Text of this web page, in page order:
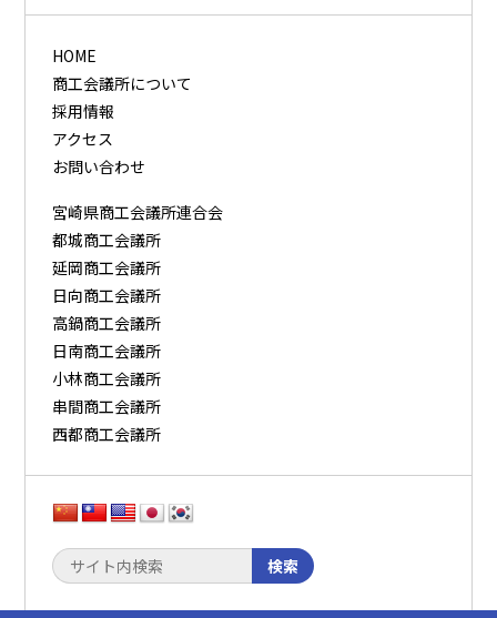
HOME
商工会議所について
採用情報
アクセス
お問い合わせ
宮崎県商工会議所連合会
都城商工会議所
延岡商工会議所
日向商工会議所
高鍋商工会議所
日南商工会議所
小林商工会議所
串間商工会議所
西都商工会議所
検索